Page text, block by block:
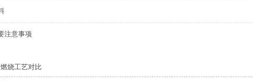
注意事项
烧工艺对比